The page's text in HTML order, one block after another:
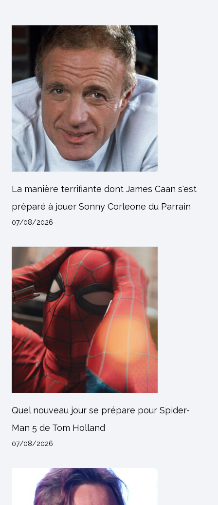
La manière terrifiante dont James Caan s'est
préparé à jouer Sonny Corleone du Parrain
07/08/2026
Quel nouveau jour se prépare pour Spider-
Man 5 de Tom Holland
07/08/2026